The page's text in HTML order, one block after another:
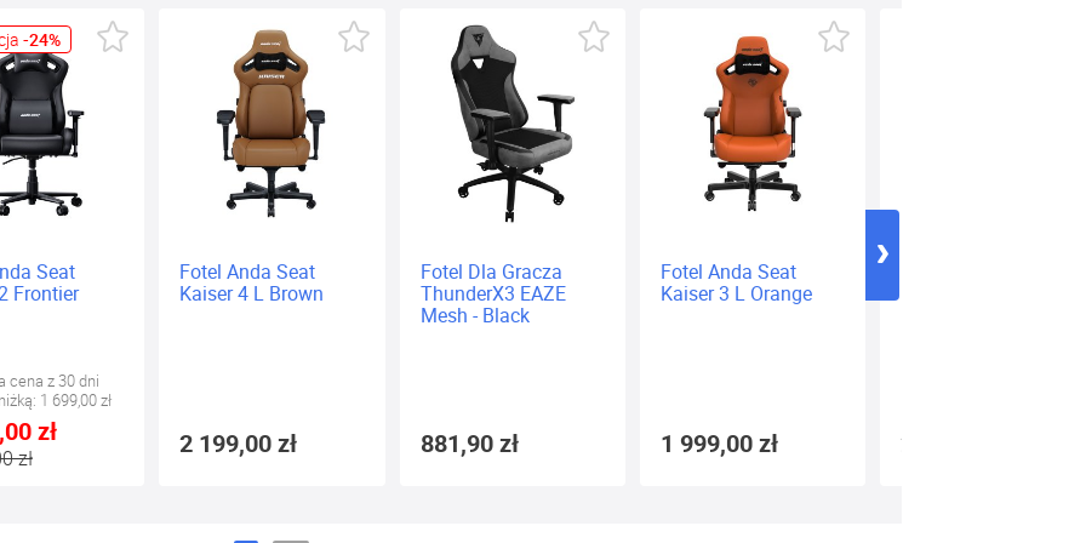
Fotel Anda Seat
Kaiser 4 L Brown
2 199,00 zł
Fotel Dla Gracza
ThunderX3 EAZE
Fotel Anda Seat
Kaiser 3 L Orange
1 999,00 zł
Fotel Dla Gracza
Noblechairs HERO
2 179,90 zł